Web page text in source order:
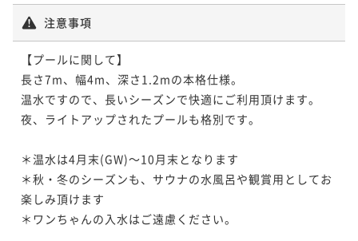
注意事項
【プールに関して】
長さ7m、幅4m、深さ1.2mの本格仕様。
温水ですので、長いシーズンで快適にご利用頂けます。
夜、ライトアップされたプールも格別です。
＊温水は4月末(GW)～10月末となります
＊秋・冬のシーズンも、サウナの水風呂や観賞用としてお
楽しみ頂けます
＊ワンちゃんの入水はご遠慮ください。